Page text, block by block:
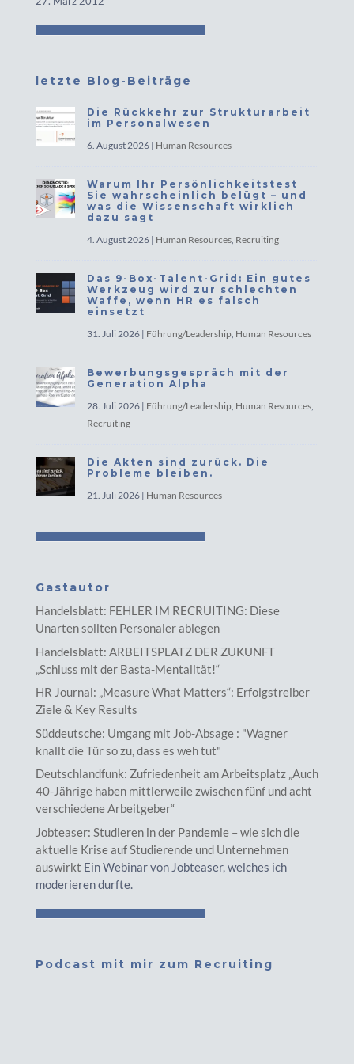
letzte Blog-Beiträge
Die Rückkehr zur Strukturarbeit
im Personalwesen
6. August 2026| Human Resources
Warum Ihr Persönlichkeitstest
Sie wahrscheinlich belügt – und
was die Wissenschaft wirklich
dazu sagt
4. August 2026| Human Resources, Recruiting
Das 9-Box-Talent-Grid: Ein gutes
Werkzeug wird zur schlechten
Waffe, wenn HR es falsch
einsetzt
31. Juli 2026| Führung/Leadership, Human Resources
Bewerbungsgespräch mit der
Generation Alpha
28. Juli 2026| Führung/Leadership, Human Resources,
Recruiting
Die Akten sind zurück. Die
Probleme bleiben.
21. Juli 2026| Human Resources
Gastautor
Handelsblatt: FEHLER IM RECRUITING: Diese
Unarten sollten Personaler ablegen
Handelsblatt: ARBEITSPLATZ DER ZUKUNFT
„Schluss mit der Basta-Mentalität!“
HR Journal: „Measure What Matters“: Erfolgstreiber
Ziele & Key Results
Süddeutsche: Umgang mit Job-Absage : "Wagner
knallt die Tür so zu, dass es weh tut"
Deutschlandfunk: Zufriedenheit am Arbeitsplatz „Auch
40-Jährige haben mittlerweile zwischen fünf und acht
verschiedene Arbeitgeber“
Jobteaser: Studieren in der Pandemie – wie sich die
aktuelle Krise auf Studierende und Unternehmen
auswirkt Ein Webinar von Jobteaser, welches ich
moderieren durfte.
Podcast mit mir zum Recruiting